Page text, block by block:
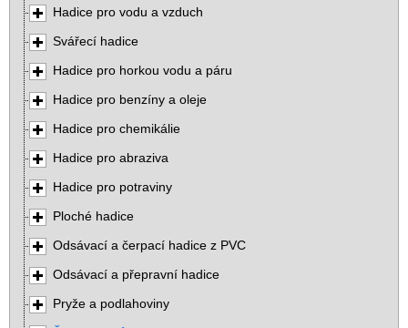
Hadice pro vodu a vzduch
Svářecí hadice
Hadice pro horkou vodu a páru
Hadice pro benzíny a oleje
Hadice pro chemikálie
Hadice pro abraziva
Hadice pro potraviny
Ploché hadice
Odsávací a čerpací hadice z PVC
Odsávací a přepravní hadice
Pryže a podlahoviny